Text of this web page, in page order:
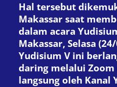
Hal tersebut
Makassar saat
dalam acara
Makassar, Selasa
Yudisium V ini
daring melalui
langsung oleh Kanal